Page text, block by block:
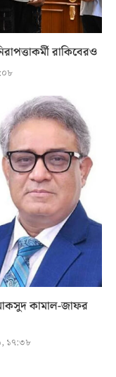
রাকিবেরও
কামাল-জাফর
১৭:৩৮